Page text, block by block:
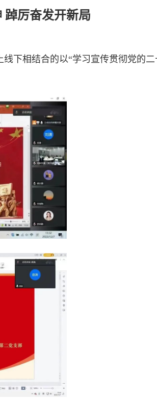
踔厉奋发开新局
下相结合的以“学习宣传贯彻党的